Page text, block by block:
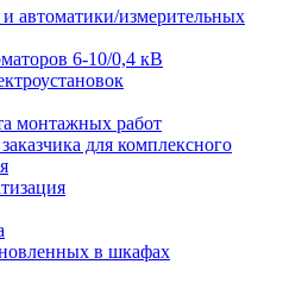
автоматики/измерительных
6-10/0,4 кВ
монтажных работ
для комплексного
в шкафах